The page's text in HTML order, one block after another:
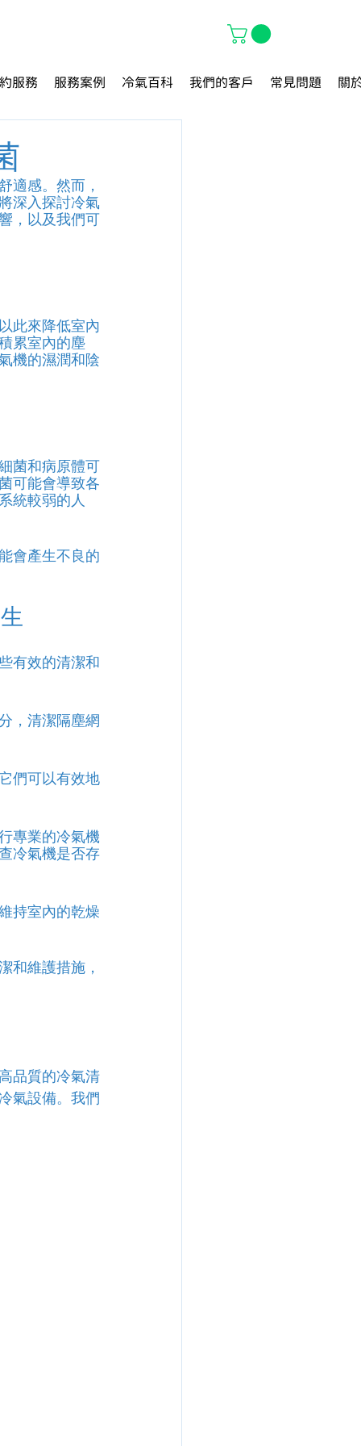
服務 服務案例 冷氣百科 我們的客戶 常見問題 關
適感。然而，
深入探討冷氣
，以及我們可
此來降低室內
累室內的塵
機的濕潤和陰
菌和病原體可
可能會導致各
統較弱的人
會產生不良的
有效的清潔和
，清潔隔塵網
們可以有效地
專業的冷氣機
冷氣機是否存
持室內的乾燥
和維護措施，
品質的冷氣清
氣設備。我們